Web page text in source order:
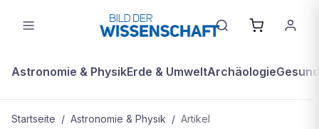
Astronomie & PhysikErde & UmweltArchäologie
Startseite / Astronomie & Physik / Artikel